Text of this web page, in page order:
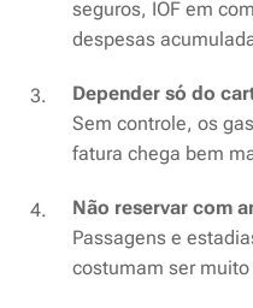
seguros, IOF em
despesas
Depender só do
Sem controle, os
fatura chega bem
Não reservar com
Passagens e
costumam ser